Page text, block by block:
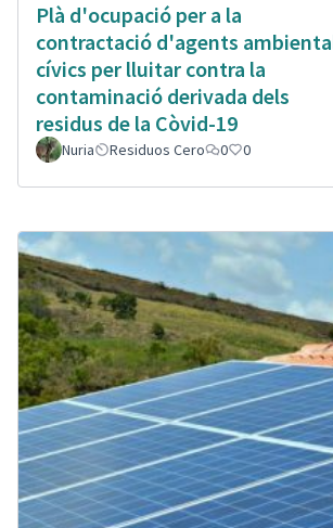
Plà d'ocupació per a la
contractació d'agents
cívics per lluitar contra la
contaminació derivada dels
residus de la Còvid-19
Nuria Residuos Cero 0 0